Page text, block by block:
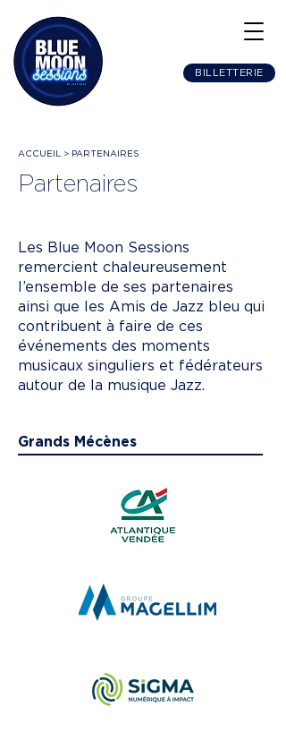
BILLETTERIE
ACCUEIL > PARTENAIRES
Partenaires
Les Blue Moon Sessions
remercient chaleureusement
l’ensemble de ses partenaires
ainsi que les Amis de Jazz bleu qui
contribuent à faire de ces
événements des moments
musicaux singuliers et fédérateurs
autour de la musique Jazz.
Grands Mécènes